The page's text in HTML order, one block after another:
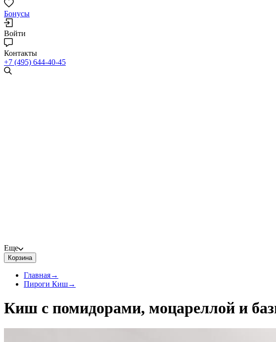
Бонусы
Войти
Контакты
+7 (495) 644-40-45
Еще
Корзина
Главная→
Пироги Киш→
Киш с помидорами, моцареллой и